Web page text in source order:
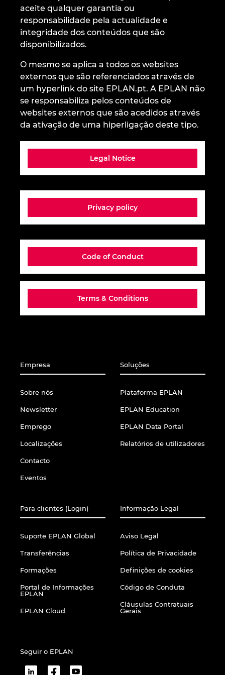
aceite qualquer garantia ou
responsabilidade pela actualidade e
integridade dos conteúdos que são
disponibilizados.
O mesmo se aplica a todos os websites
externos que são referenciados através de
um hyperlink do site EPLAN.pt. A EPLAN não
se responsabiliza pelos conteúdos de
websites externos que são acedidos através
da ativação de uma hiperligação deste tipo.
Legal Notice
Privacy policy
Code of Conduct
Terms & Conditions
Empresa
Sobre nós
Newsletter
Emprego
Localizações
Contacto
Eventos
Soluções
Plataforma EPLAN
EPLAN Education
EPLAN Data Portal
Relatórios de utilizadores
Para clientes (Login)
Suporte EPLAN Global
Transferências
Formações
Portal de Informações
EPLAN
EPLAN Cloud
Informação Legal
Aviso Legal
Política de Privacidade
Definições de cookies
Código de Conduta
Cláusulas Contratuais
Gerais
Seguir o EPLAN
Denmark
Finland
France
Germany
Greece
Hungary
Indonesia
Ireland
Israel
Lithuania
Malaysia
Mexico
New Zealand
Poland
Portugal
Singapore